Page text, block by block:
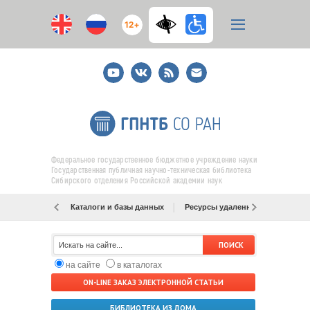
12+
YoutubeВКонтакте
RSS
E-
mail
подписка
Федеральное государственное бюджетное учреждение науки
Государственная публичная научно-техническая библиотека
Сибирского отделения Российской академии наук
Каталоги и базы данных Ресурсы удаленного доступа
на сайте
в каталогах
ON-LINE ЗАКАЗ ЭЛЕКТРОННОЙ СТАТЬИ
БИБЛИОТЕКА ИЗ ДОМА